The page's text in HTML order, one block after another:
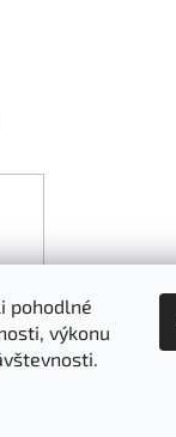
pohodlné
výkonu